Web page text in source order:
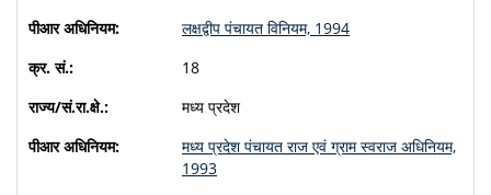
लक्षद्वीप पंचायत विनियम, 1994
18
मध्‍य प्रदेश
मध्य प्रदेश पंचायत राज एवं ग्राम स्वराज अधिनियम,
1993